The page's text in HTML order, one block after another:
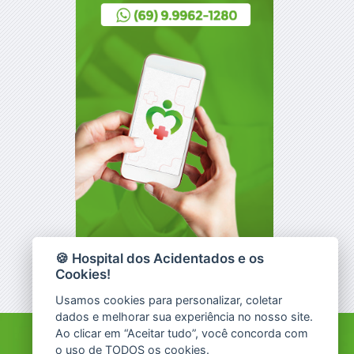
🍪 Hospital dos Acidentados e os
Cookies!
Usamos cookies para personalizar, coletar
dados e melhorar sua experiência no nosso site.
Ao clicar em “Aceitar tudo”, você concorda com
o uso de TODOS os cookies.